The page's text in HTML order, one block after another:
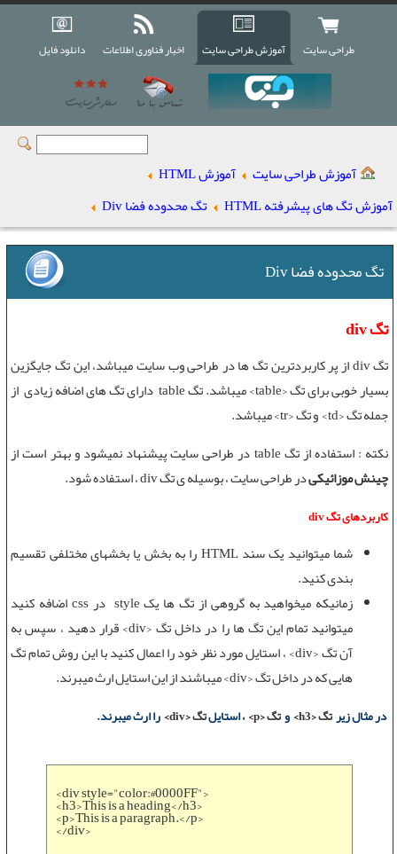
طراحی سایت آموزش طراحی سایت اخبار فناوری اطلاعات دانلود فایل
آموزش طراحی سایت
آموزش HTML
آموزش تگ های پیشرفته HTML
تگ محدوده فضا Div
تگ محدوده فضا Div
تگ div
تگ div از پر کاربردترین تگ ها درطراحی وب سایتمیباشد، این تگ جایگزین
بسیار خوبی برایتگ <table> میباشد.تگ table
دارای تگ های اضافه زیادی از
جملهتگ <td> وتگ <tr>
میباشد.
نکته : استفاده ازتگ table درطراحی سایتپیشنهاد نمیشود و بهتر است از
چینش موزائیکیدرطراحی سایت، بوسیله یتگ div ، استفاده شود.
کاربردهای تگ div
شما میتوانید یک سندHTMLرا به بخش یا بخشهای مختلفی تقسیم
بندی کنید.
زمانیکه میخواهید به گروهی از تگ ها یک style در
cssاضافه کنید
میتوانید تمام این تگ ها را در داخلتگ <div>
قرار دهید ، سپس به
آنتگ <div>
، استایل مورد نظر خود را اعمال کنید با این روش تمام تگ
هایی که در داخلتگ <div> میباشند از این استایل ارث میبرند.
در مثال زیرتگ<h3> وتگ <p> ، استایلتگ <div> را ارث میبرند.
<div style="color:#0000FF">
<h3>This is a heading</h3>
<p>This is a paragraph.</p>
</div>